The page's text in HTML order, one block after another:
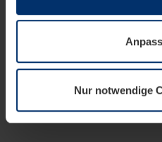
wenn diese für den Betrieb
notwendig sind. Für alle
wir Ihre Erlaubnis. Ihre
Datenschutzerklärung
widerrufen.
Nur notwendige